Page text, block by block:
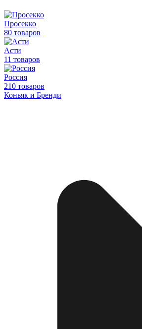
Просекко
80 товаров
Асти
11 товаров
Россия
210 товаров
Коньяк и Бренди